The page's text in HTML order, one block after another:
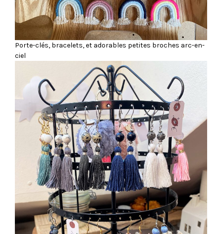
Porte-clés, bracelets, et adorables petites broches arc-en-
ciel